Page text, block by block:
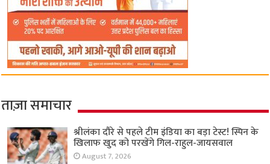
ताज़ा समाचार
श्रीलंका दौरे से पहले टीम इंडिया का बड़ा टेस्ट! स्पिन के
खिलाफ खुद को परखेंगे गिल-राहुल-जायसवाल
August 7, 2026